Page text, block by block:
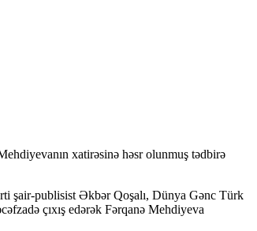
xatirəsinə həsr olunmuş tədbirə
şair-publisist Əkbər Qoşalı, Dünya Gənc Türk
çıxış edərək Fərqanə Mehdiyeva